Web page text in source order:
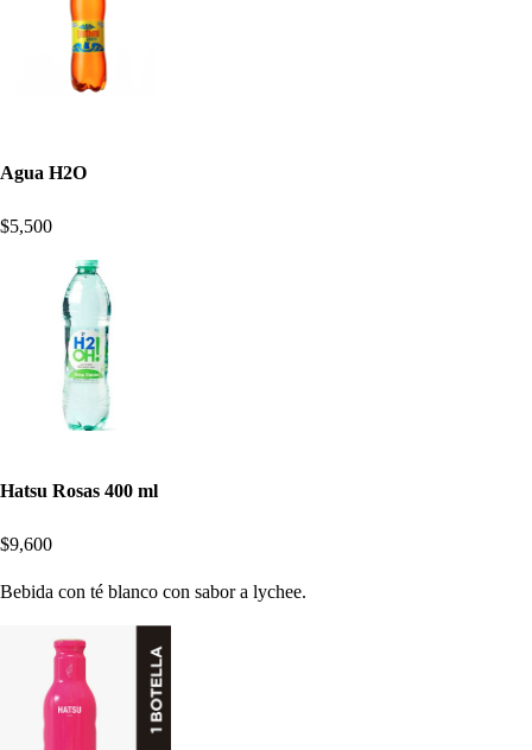
Agua H2O
$5,500
Hatsu Rosas 400 ml
$9,600
Bebida con té blanco con sabor a lychee.